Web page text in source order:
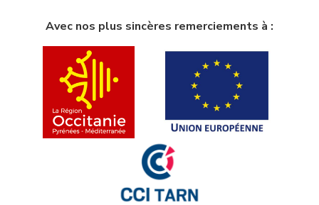
Avec nos plus sincères remerciements à :